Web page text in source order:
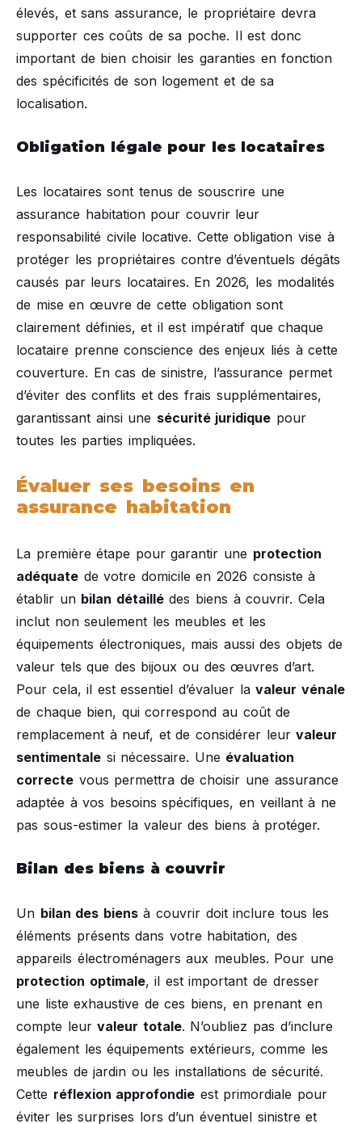
élevés, et sans assurance, le propriétaire devra
supporter ces coûts de sa poche. Il est donc
important de bien choisir les garanties en fonction
des spécificités de son logement et de sa
localisation.
Obligation légale pour les locataires
Les locataires sont tenus de souscrire une
assurance habitation pour couvrir leur
responsabilité civile locative. Cette obligation vise à
protéger les propriétaires contre d’éventuels dégâts
causés par leurs locataires. En 2026, les modalités
de mise en œuvre de cette obligation sont
clairement définies, et il est impératif que chaque
locataire prenne conscience des enjeux liés à cette
couverture. En cas de sinistre, l’assurance permet
d’éviter des conflits et des frais supplémentaires,
garantissant ainsi une sécurité juridique pour
toutes les parties impliquées.
Évaluer ses besoins en
assurance habitation
La première étape pour garantir une protection
adéquate de votre domicile en 2026 consiste à
établir un bilan détaillédes biens à couvrir. Cela
inclut non seulement les meubles et les
équipements électroniques, mais aussi des objets de
valeur tels que des bijoux ou des œuvres d’art.
Pour cela, il est essentiel d’évaluer lavaleur vénale
de chaque bien, qui correspond au coût de
remplacement à neuf, et de considérer leurvaleur
sentimentale si nécessaire. Une évaluation
correcte vous permettra de choisir une assurance
adaptée à vos besoins spécifiques, en veillant à ne
pas sous-estimer la valeur des biens à protéger.
Bilan des biens à couvrir
Un bilan des biensà couvrir doit inclure tous les
éléments présents dans votre habitation, des
appareils électroménagers aux meubles. Pour une
protection optimale, il est important de dresser
une liste exhaustive de ces biens, en prenant en
compte leurvaleur totale. N’oubliez pas d’inclure
également les équipements extérieurs, comme les
meubles de jardin ou les installations de sécurité.
Cette réflexion approfondie est primordiale pour
éviter les surprises lors d’un éventuel sinistre et